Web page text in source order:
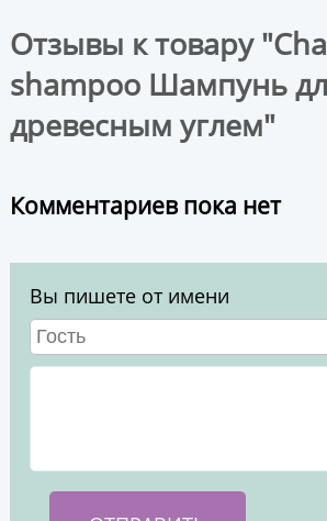
Отзывы к товару
shampoo Шампунь
древесным углем"
Комментариев пока нет
Вы пишете от имени